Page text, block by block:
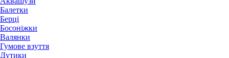
Балетки
Берці
Босоніжки
Валянки
Гумове взуття
Дутики